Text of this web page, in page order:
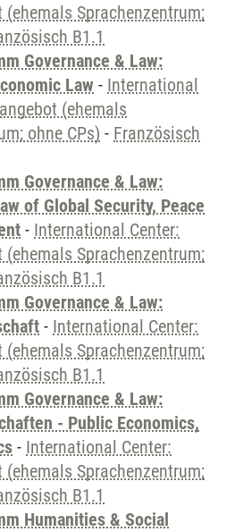
(ehemals Sprachenzentrum;
B1.1
Governance & Law:
Law - International
(ehemals
ohne CPs) - Französisch
Governance & Law:
of Global Security, Peace
- International Center:
(ehemals Sprachenzentrum;
B1.1
Governance & Law:
- International Center:
(ehemals Sprachenzentrum;
B1.1
Governance & Law:
- Public Economics,
- International Center:
(ehemals Sprachenzentrum;
B1.1
Humanities & Social